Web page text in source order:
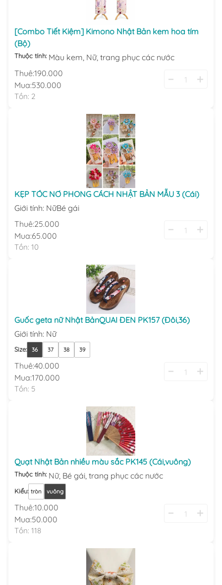
[Combo Tiết Kiệm] Kimono Nhật Bản kem hoa tím
(Bộ)
Thuộc tính: Màu kem, Nữ, trang phục các nước
Thuê:190.000
Mua:530.000
Tồn: 2
KẸP TÓC NƠ PHONG CÁCH NHẬT BẢN MẪU 3 (Cái)
Giới tính: NữBé gái
Thuê:25.000
Mua:65.000
Tồn: 10
Guốc geta nữ Nhật BảnQUAI ĐEN PK157 (Đôi,36)
Giới tính: Nữ
Size: 36 37 38 39
Thuê:40.000
Mua:170.000
Tồn: 5
Quạt Nhật Bản nhiều màu sắc PK145 (Cái,vuông)
Thuộc tính: Nữ, Bé gái, trang phục các nước
Kiểu: tròn vuông
Thuê:10.000
Mua:50.000
Tồn: 118